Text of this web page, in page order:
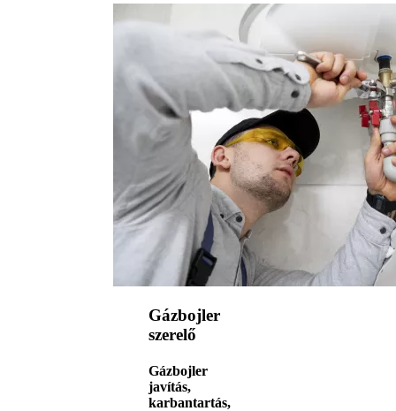
Gázbojler
szerelő
Gázbojler
javítás,
karbantartás,